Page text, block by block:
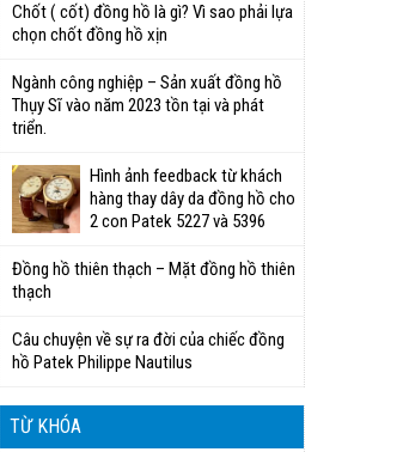
Chốt ( cốt) đồng hồ là gì? Vì sao phải lựa
chọn chốt đồng hồ xịn
Ngành công nghiệp – Sản xuất đồng hồ
Thụy Sĩ vào năm 2023 tồn tại và phát
triển.
Hình ảnh feedback từ khách
hàng thay dây da đồng hồ cho
2 con Patek 5227 và 5396
Đồng hồ thiên thạch – Mặt đồng hồ thiên
thạch
Câu chuyện về sự ra đời của chiếc đồng
hồ Patek Philippe Nautilus
TỪ KHÓA